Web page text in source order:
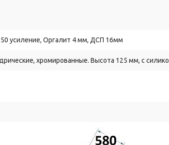
усиление, Оргалит 4 мм, ДСП 16мм
хромированные. Высота 125 мм, с